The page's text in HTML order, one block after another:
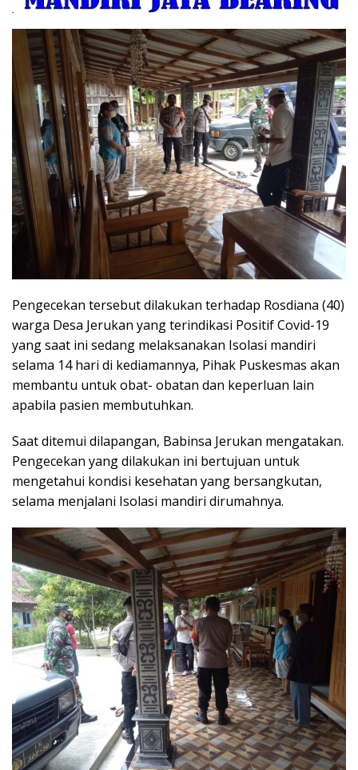
Pengecekan tersebut dilakukan terhadap Rosdiana (40)
warga Desa Jerukan yang terindikasi Positif Covid-19
yang saat ini sedang melaksanakan Isolasi mandiri
selama 14 hari di kediamannya, Pihak Puskesmas akan
membantu untuk obat- obatan dan keperluan lain
apabila pasien membutuhkan.
Saat ditemui dilapangan, Babinsa Jerukan mengatakan.
Pengecekan yang dilakukan ini bertujuan untuk
mengetahui kondisi kesehatan yang bersangkutan,
selama menjalani Isolasi mandiri dirumahnya.